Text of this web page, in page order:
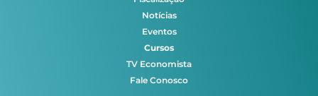
Notícias
Eventos
Cursos
TV Economista
Fale Conosco